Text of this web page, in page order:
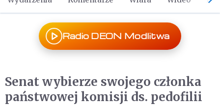
Radio DEON Modlitwa
Senat wybierze swojego członka
państwowej komisji ds. pedofilii